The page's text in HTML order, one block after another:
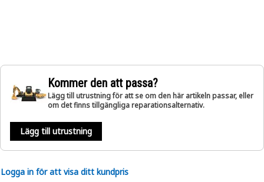
Kommer den att passa?
Lägg till utrustning för att se om den här artikeln passar, eller
om det finns tillgängliga reparationsalternativ.
Lägg till utrustning
Logga in för att visa ditt kundpris